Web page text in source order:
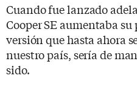
Cuando fue lanzado
Cooper SE aumentaba
versión que hasta ahora
nuestro país, sería de
sido.